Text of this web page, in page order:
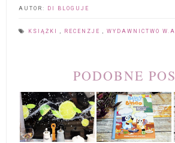
AUTOR: DI BLOGUJE
KSIĄŻKI RECENZJE WYDAWNICTWO
PODOBNE